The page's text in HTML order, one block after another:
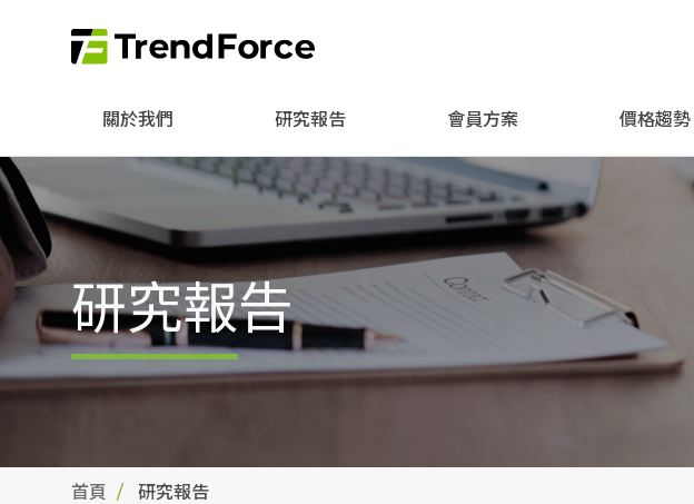
關於我們 研究報告 會員方案 價格趨勢
研究報告
首頁 研究報告